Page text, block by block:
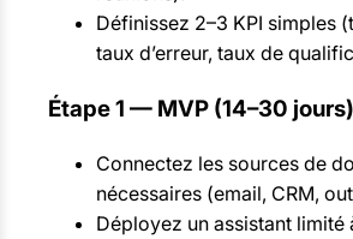
Définissez 2–3 KPI simples
taux d’erreur, taux de
Étape 1 — MVP (14–30 jours)
Connectez les sources de
nécessaires (email, CRM,
Déployez un assistant limité